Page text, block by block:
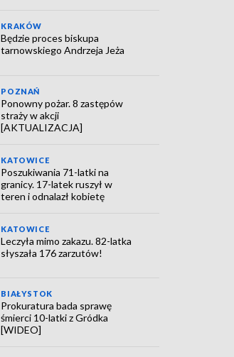
KRAKÓW
Będzie proces biskupa
tarnowskiego Andrzeja Jeża
POZNAŃ
Ponowny pożar. 8 zastępów
straży w akcji
[AKTUALIZACJA]
KATOWICE
Poszukiwania 71-latki na
granicy. 17-latek ruszył w
teren i odnalazł kobietę
KATOWICE
Leczyła mimo zakazu. 82-latka
słyszała 176 zarzutów!
BIAŁYSTOK
Prokuratura bada sprawę
śmierci 10-latki z Gródka
[WIDEO]